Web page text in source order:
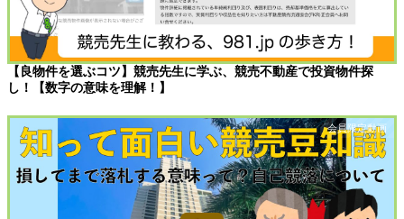
【良物件を選ぶコツ】競売先生に学ぶ、競売不動産で投資物件探
し！【数字の意味を理解！】